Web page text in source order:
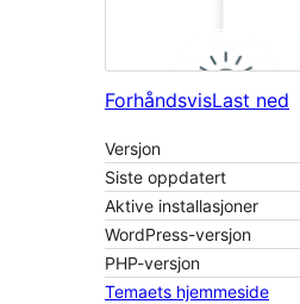
ForhåndsvisLast ned
Versjon
Siste oppdatert
Aktive installasjoner
WordPress-versjon
PHP-versjon
Temaets hjemmeside